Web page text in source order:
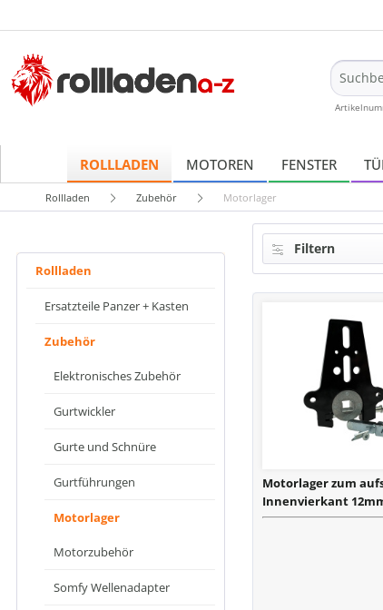
ROLLLADEN MOTOREN FENSTER
Rollladen Zubehör Motorlager
Rollladen
Ersatzteile Panzer + Kasten
Zubehör
Elektronisches Zubehör
Gurtwickler
Gurte und Schnüre
Gurtführungen
Motorlager
Motorzubehör
Somfy Wellenadapter
Filtern
Motorlager zum
Innenvierkant